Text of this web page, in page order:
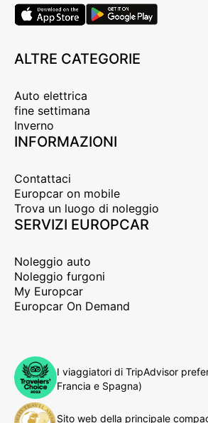
ALTRE CATEGORIE
Auto elettrica
fine settimana
Inverno
INFORMAZIONI
Contattaci
Europcar on mobile
Trova un luogo di noleggio
SERVIZI EUROPCAR
Noleggio auto
Noleggio furgoni
My Europcar
Europcar On Demand
I viaggiatori di TripAdvisor
Francia e Spagna)
Sito web della principale